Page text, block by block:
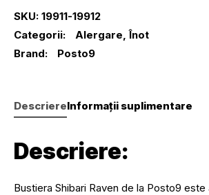
SKU: 19911-19912
Categorii:
Alergare ,Înot
Brand:
Posto9
DescriereInformații suplimentare
Descriere:
Bustiera Shibari Raven de la Posto9